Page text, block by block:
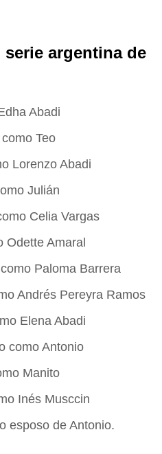
serie argentina de
Abadi
Teo
Lorenzo Abadi
Julián
Celia Vargas
Odette Amaral
Paloma Barrera
Andrés Pereyra Ramos
Elena Abadi
como Antonio
Manito
Inés Musccin
esposo de Antonio.